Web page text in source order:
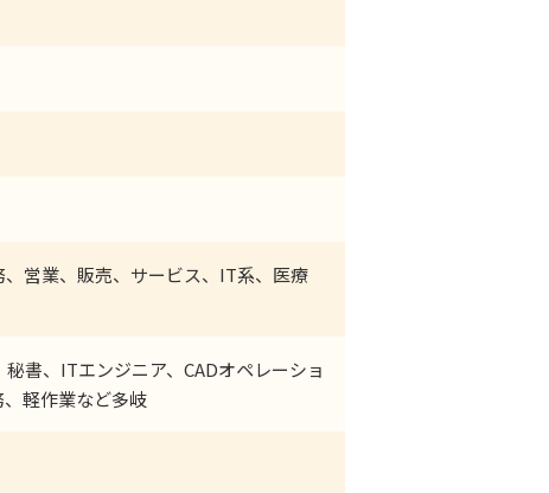
営業、販売、サービス、IT系、医療
書、ITエンジニア、CADオペレーショ
軽作業など多岐